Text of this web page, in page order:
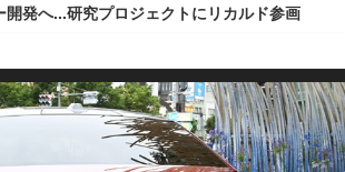
開発へ...研究プロジェクトにリカルド参画